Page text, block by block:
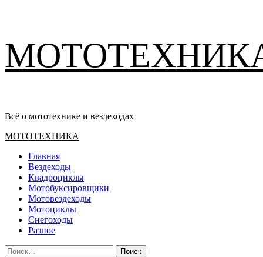
содержимому
Всё о мототехнике и вездеходах
Основное
МОТОТЕХНИКА
Главная
Вездеходы
Квадроциклы
Мотобуксировщики
Мотовездеходы
Мотоциклы
Снегоходы
Разное
Найти: